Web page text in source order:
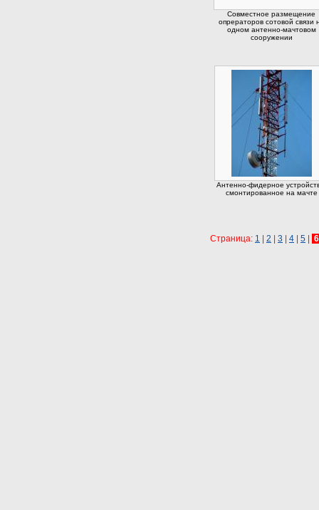
Совместное размещение
опрераторов сотовой связи
одном антенно-мачтовом
сооружении
Антенно-фидерное
смонтированное на мачте
Страница: 1 | 2 | 3 | 4 | 5 |